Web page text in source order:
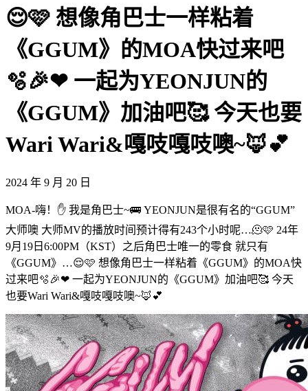
😌🩷 想像角巴士一样粘着
《GGUM》的MOA快过来吧
🫧🎉❤ 一起为YEONJUN的
《GGUM》加油吧🥰 今天也要
Wari Wari&嘎吱嘎吱噢~🦊💕
2024 年 9 月 20 日
MOA-嗨！✋ 我是角巴士~🚌 YEONJUN是很有名的“GGUM”
大师噢 大师MV的播放时间预计得有243个小时呢…🫠🩷 24年
9月19日6:00PM（KST）之后角巴士唯一的零食 就只有
《GGUM》…😌🩷 想像角巴士一样粘着《GGUM》的MOA快
过来吧🫧🎉❤ 一起为YEONJUN的《GGUM》加油吧🥰 今天
也要Wari Wari&嘎吱嘎吱噢~🦊💕